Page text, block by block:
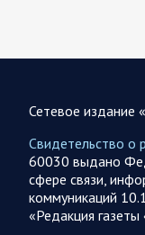
Украинские
население
За прошедшие
силах ничего
гражданское
Сетевое издание
Свидетельство о
60030 выдано
сфере связи,
коммуникаций
«Редакция